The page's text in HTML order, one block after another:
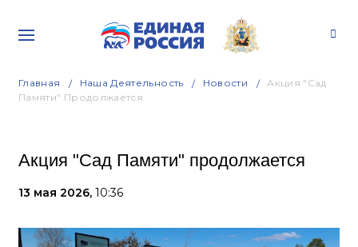
Главная Наша Деятельность Новости
Акция "Сад
Памяти" Продолжается
Акция "Сад Памяти" продолжается
13 мая 2026, 10:36